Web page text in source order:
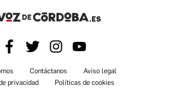
Contáctanos
Aviso legal
privacidad
Políticas de cookies